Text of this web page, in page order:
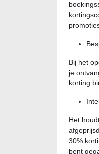
Bij het
je
korting
Het
30%
bent